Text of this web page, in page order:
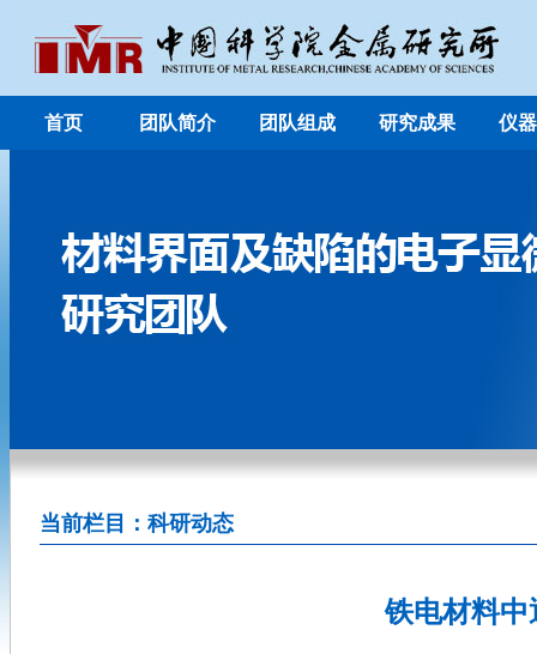
首页 团队简介 团队组成 研究成果 仪
当前栏目：科研动态
铁电材料